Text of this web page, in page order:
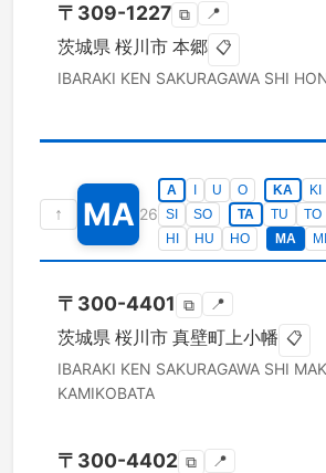
〒 309-1227 ⧉ 📍
茨城県 桜川市 本郷 📋
IBARAKI KEN SAKURAGAWA SHI
↑ MA 26
A U O KA KI
SI
SO TA TU TO
HI
HU HO MA MI
〒 300-4401 ⧉ 📍
茨城県 桜川市 真壁町上小幡 📋
IBARAKI KEN SAKURAGAWA SHI
KAMIKOBATA
〒 300-4402 ⧉ 📍